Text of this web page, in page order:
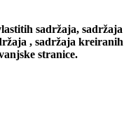
sadržaja, sadržaja
, sadržaja kreiranih
stranice.